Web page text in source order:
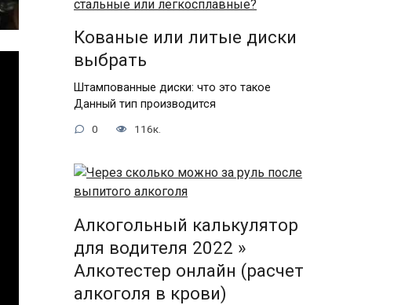
Кованые или литые диски
выбрать
Штампованные диски: что это такое
Данный тип производится
0 116к.
Алкогольный калькулятор
для водителя 2022 »
Алкотестер онлайн (расчет
алкоголя в крови)